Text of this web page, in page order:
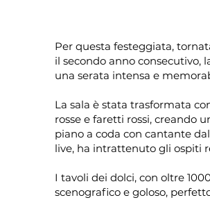
Per questa festeggiata,
il secondo anno consecutivo,
una serata intensa e
La sala è stata trasformata
rosse e faretti rossi, creando
piano a coda con cantante
live, ha intrattenuto gli ospiti
I tavoli dei dolci, con oltre
scenografico e goloso,